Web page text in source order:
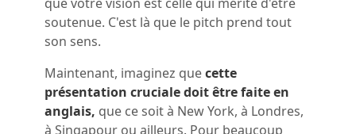
soutenue. C'est là que le pitch prend tout
son sens.
Maintenant, imaginez quecette
présentation cruciale doit être faite en
anglais, que ce soit à New York, à Londres,
à Singapour ou ailleurs. Pour beaucoup